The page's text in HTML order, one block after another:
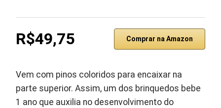
R$49,75 Comprar na Amazon
Vem com pinos coloridos para encaixar na
parte superior. Assim, um dos brinquedos bebe
1 ano que auxilia no desenvolvimento do